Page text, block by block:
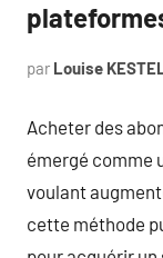
par Louise
Acheter des
émergé comme
voulant
cette méthode